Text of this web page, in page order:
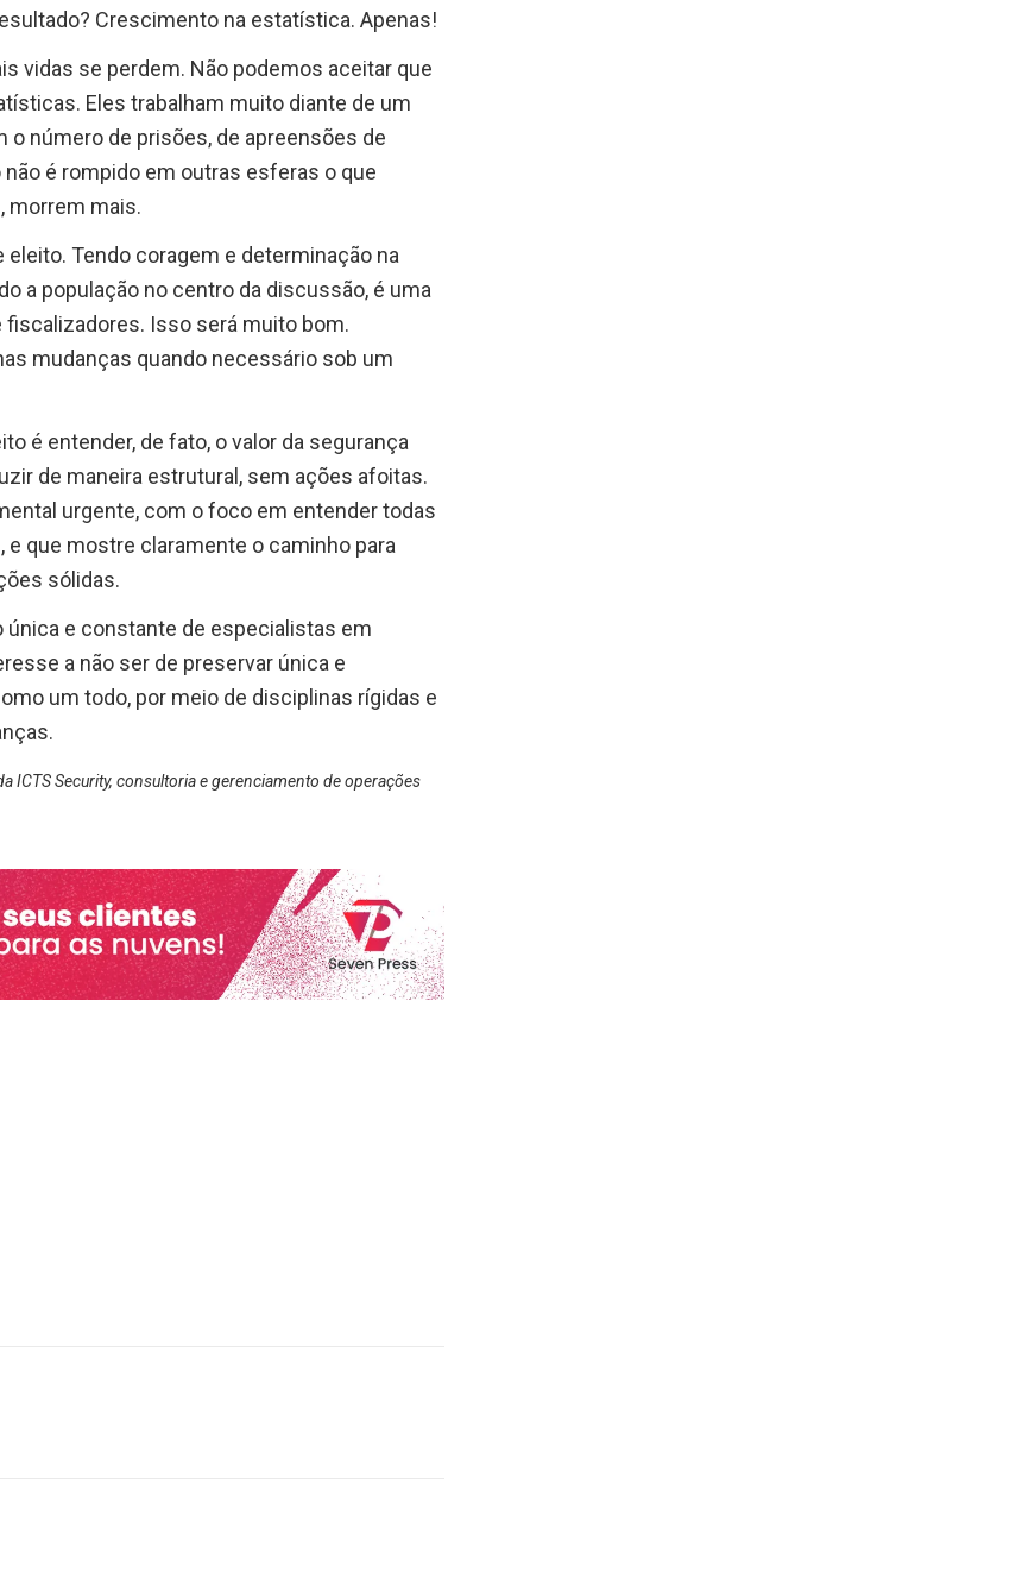
Crescimento na estatística. Apenas!
vidas se perdem. Não podemos aceitar que
Eles trabalham muito diante de um
número de prisões, de apreensões de
é rompido em outras esferas o que
morrem mais.
Tendo coragem e determinação na
a população no centro da discussão, é uma
Isso será muito bom.
mudanças quando necessário sob um
é entender, de fato, o valor da segurança
de maneira estrutural, sem ações afoitas.
urgente, com o foco em entender todas
que mostre claramente o caminho para
sólidas.
única e constante de especialistas em
a não ser de preservar única e
um todo, por meio de disciplinas rígidas e
ICTS Security, consultoria e gerenciamento de operações